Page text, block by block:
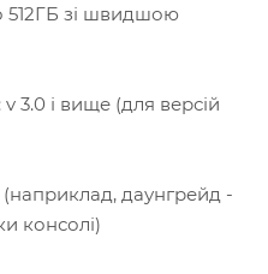
512ГБ зі швидшою
v 3.0 і вище (для версій
даунгрейд -
консолі)